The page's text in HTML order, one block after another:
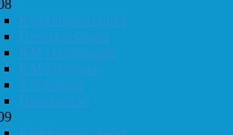
Klubbmesterskapet
Høstturneringen
KM i hurtigsjakk
KM i lynsjakk
Vår-konrad
Høst-konrad